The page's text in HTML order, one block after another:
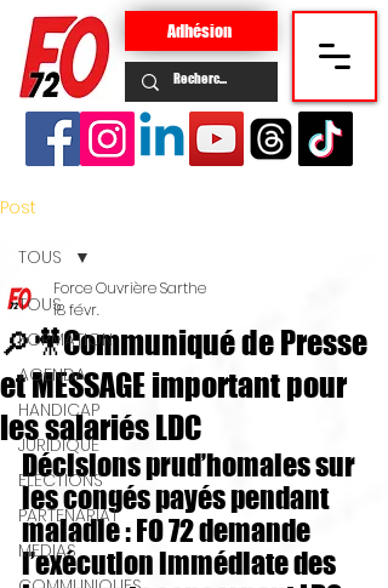
Adhésion
Post
TOUS
FORMATION
AGENDA
HANDICAP
JURIDIQUE
ELECTIONS
PARTENARIAT
MEDIAS
TOUS
🔎🎥Communiqué de Presse
et MESSAGE important pour
les salariés LDC
Force Ouvrière Sarthe
18 févr.
Décisions prud’homales sur
les congés payés pendant
maladie : FO 72 demande
l’exécution immédiate des